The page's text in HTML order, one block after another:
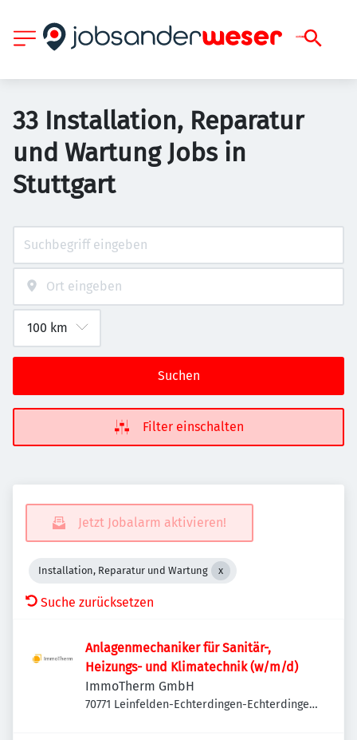
33 Installation, Reparatur
und Wartung Jobs in
Stuttgart
Suchen
Filter einschalten
Jetzt Jobalarm aktivieren!
Installation, Reparatur und Wartung
Suche zurücksetzen
Anlagenmechaniker für Sanitär-,
Heizungs- und Klimatechnik (w/m/d)
ImmoTherm GmbH
70771 Leinfelden-Echterdingen-Echterdingen,